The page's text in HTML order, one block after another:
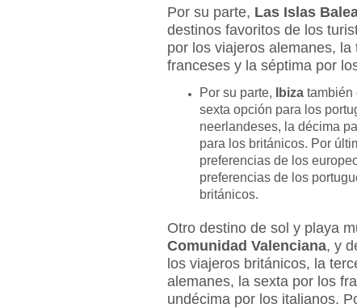
Por su parte, Las Islas
destinos favoritos de los
por los viajeros alemanes,
franceses y la séptima por
Por su parte, Ibiza también
sexta opción para los
neerlandeses, la décima
para los británicos. Por
preferencias de los
preferencias de los
británicos.
Otro destino de sol y playa
Comunidad Valenciana, y
los viajeros británicos, la
alemanes, la sexta por los
undécima por los italianos.